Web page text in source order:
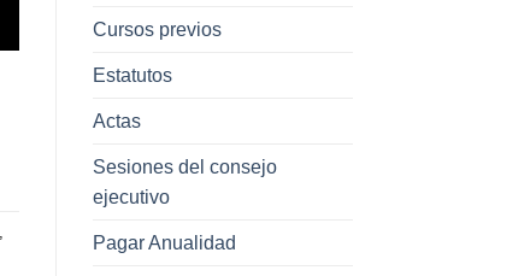
Cursos previos
Estatutos
Actas
Sesiones del consejo
ejecutivo
Pagar Anualidad